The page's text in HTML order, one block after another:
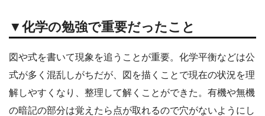
▼化学の勉強で重要だったこと
図や式を書いて現象を追うことが重要。化学平衡などは公
式が多く混乱しがちだが、図を描くことで現在の状況を理
解しやすくなり、整理して解くことができた。有機や無機
の暗記の部分は覚えたら点が取れるので穴がないようにし